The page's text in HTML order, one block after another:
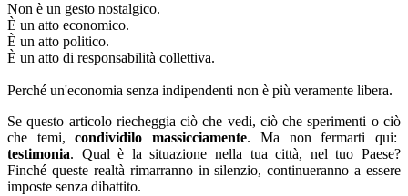
Non è un gesto nostalgico.
È un atto economico.
È un atto politico.
È un atto di responsabilità collettiva.
Perché un'economia senza indipendenti non è più veramente libera.
Se questo articolo riecheggia ciò che vedi, ciò che sperimenti o ciò
che temi,condividilo massicciamente. Ma non fermarti qui:
testimonia. Qual è la situazione nella tua città, nel tuo Paese?
Finché queste realtà rimarranno in silenzio, continueranno a essere
imposte senza dibattito.